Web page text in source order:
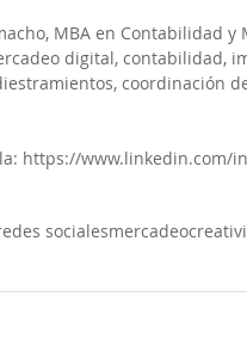
MBA en Contabilidad
digital, contabilidad,
coordinación
https://www.linkedin.com/
socialesmercadeo